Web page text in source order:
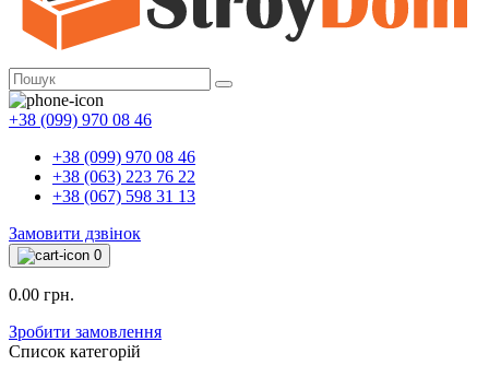
+38 (099) 970 08 46
+38 (099) 970 08 46
+38 (063) 223 76 22
+38 (067) 598 31 13
Замовити дзвінок
0
0.00 грн.
Зробити замовлення
Список категорій